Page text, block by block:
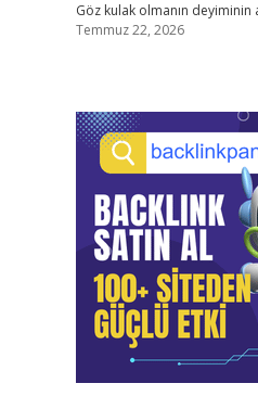
Göz kulak olmanın deyiminin
Temmuz 22, 2026